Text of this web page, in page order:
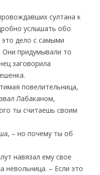
султана к
услышать обо
дело с самыми
придумывали то
заговорила
повелительница,
Лабаканом,
ты считаешь своим
– но почему ты об
навязал ему свое
невольница. – Если это